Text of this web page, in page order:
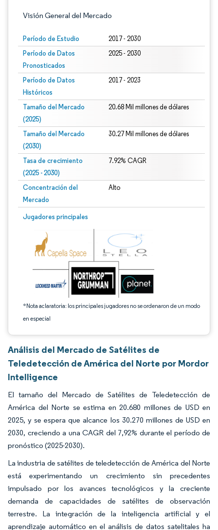
Visión General del Mercado
Período de Estudio 2017 - 2030
Período de Datos
Pronosticados
2025 - 2030
Período de Datos
Históricos
2017 - 2023
Tamaño del Mercado
(2025)
20.68 Mil millones de dólares
Tamaño del Mercado
(2030)
30.27 Mil millones de dólares
Tasa de crecimiento
(2025 - 2030)
7.92% CAGR
Concentración del
Mercado
Alto
Jugadores principales
*Nota aclaratoria: los principales jugadores no se ordenaron de un modo
en especial
Imagen © Mordor Intelligence. El uso requiere atribución según CC BY 4.0.
Análisis del Mercado de Satélites de
Teledetección de América del Norte por Mordor
Intelligence
El tamaño del Mercado de Satélites de Teledetección de
América del Norte se estima en 20.680 millones de USD en
2025, y se espera que alcance los 30.270 millones de USD en
2030, creciendo a una CAGR del 7,92% durante el período de
pronóstico (2025-2030).
La industria de satélites de teledetección de América del Norte
está experimentando un crecimiento sin precedentes
impulsado por los avances tecnológicos y la creciente
demanda de capacidades de satélites de observación
terrestre. La integración de la inteligencia artificial y el
aprendizaje automático en el análisis de datos satelitales ha